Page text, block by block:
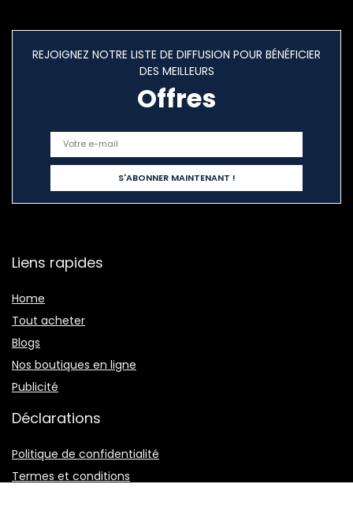
REJOIGNEZ NOTRE LISTE DE DIFFUSION POUR BÉNÉFICIER
DES MEILLEURS
Offres
Liens rapides
Home
Tout acheter
Blogs
Nos boutiques en ligne
Publicité
Déclarations
Politique de confidentialité
Termes et conditions